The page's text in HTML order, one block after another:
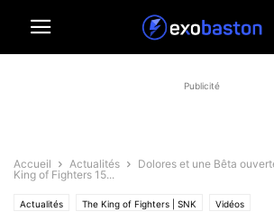
Publicité
Accueil Actualités
Dolores et une Bêta
King of Fighters 15...
Actualités The King of Fighters | SNK Vidéos